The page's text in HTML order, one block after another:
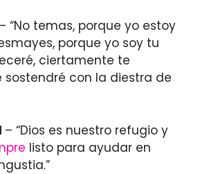
– “No temas, porque yo estoy
porque yo soy tu
ciertamente te
sostendré con la diestra de
– “Dios es nuestro refugio y
listo para ayudar en